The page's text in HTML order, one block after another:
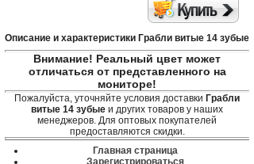
Описание и характеристики Грабли витые 14 зубые
Внимание! Реальный цвет может
отличаться от представленного на
мониторе!
Пожалуйста, уточняйте условия доставки Грабли
витые 14 зубые и других товаров у наших
менеджеров. Для оптовых покупателей
предоставляются скидки.
Главная страница
Зарегистрироваться